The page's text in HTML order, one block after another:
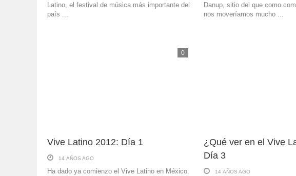
Latino, el festival de música más importante del
país ...
Danup, sitio del que como
nos moveríamos mucho ...
0
Vive Latino 2012: Día 1
14 AÑOS AGO
Ha dado ya comienzo el Vive Latino en México.
¿Qué ver en el Vive
Día 3
14 AÑOS AGO